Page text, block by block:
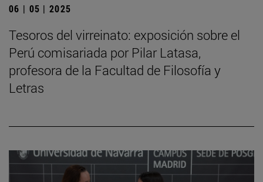
06 | 05 | 2025
Tesoros del virreinato: exposición sobre el
Perú comisariada por Pilar Latasa,
profesora de la Facultad de Filosofía y
Letras